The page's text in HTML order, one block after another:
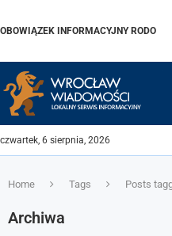
OBOWIĄZEK INFORMACYJNY RODO
czwartek, 6 sierpnia, 2026
Home Tags Posts
Archiwa